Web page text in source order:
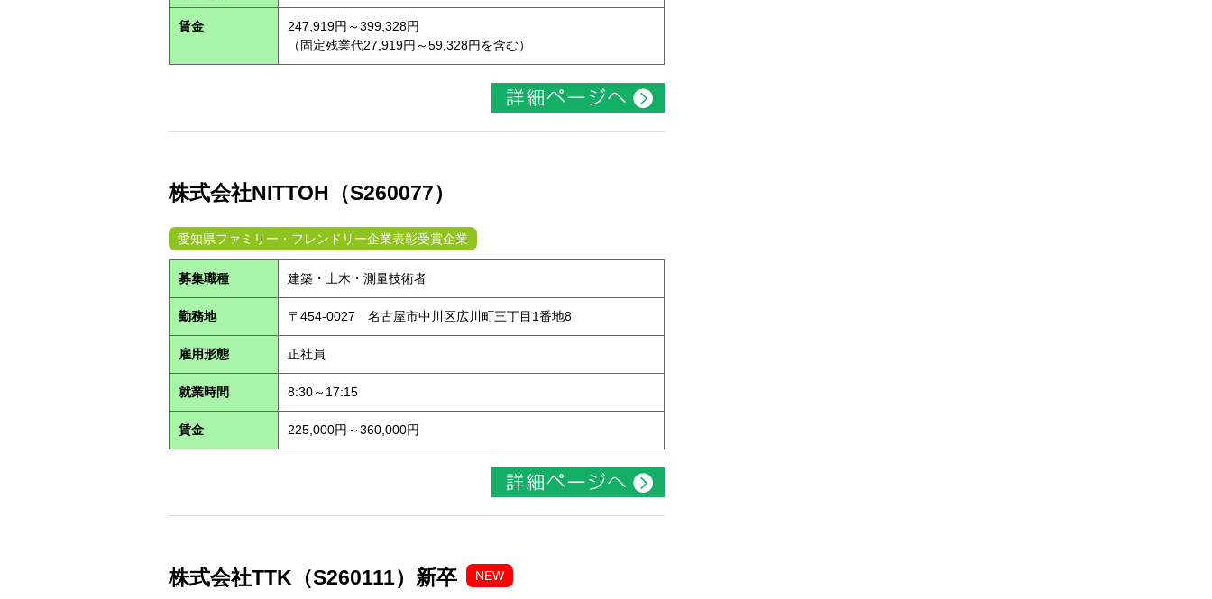
賃金
247,919円～399,328円
（固定残業代27,919円～59,328円を含む）
株式会社NITTOH（S260077）
愛知県ファミリー・フレンドリー企業表彰受賞企業
募集職種 建築・土木・測量技術者
勤務地 〒454-0027 名古屋市中川区広川町三丁目1番地8
雇用形態 正社員
就業時間 8:30～17:15
賃金 225,000円～360,000円
株式会社TTK（S260111）新卒 NEW